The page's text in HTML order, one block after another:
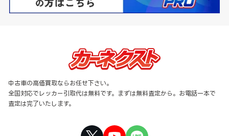
中古車の高価買取ならお任せ下さい。
全国対応でレッカー引取代は無料です。まずは無料査定から。お電話一本で
査定は完了いたします。